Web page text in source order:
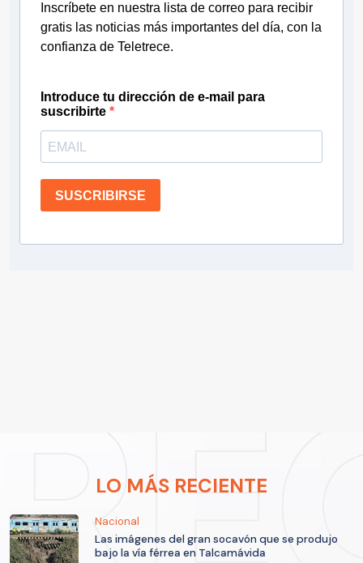
Inscríbete en nuestra lista de correo para recibir
gratis las noticias más importantes del día, con la
confianza de Teletrece.
Introduce tu dirección de e-mail para
suscribirte
SUSCRIBIRSE
LO MÁS RECIENTE
Nacional
Las imágenes del gran socavón que se produjo
bajo la vía férrea en Talcamávida